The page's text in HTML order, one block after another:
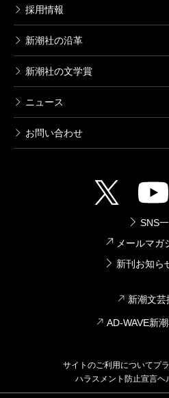
採用情報
新潮社の沿革
新潮社の文学賞
ニュース
お問い合わせ
SNS
メールマガ
新刊お知ら
新潮文芸
AD-WAVE新
サイトのご利用についてプ
ハラスメント防止宣言ヘ